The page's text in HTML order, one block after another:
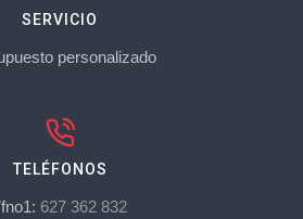
SERVICIO
personalizado
TELÉFONOS
627 362 832